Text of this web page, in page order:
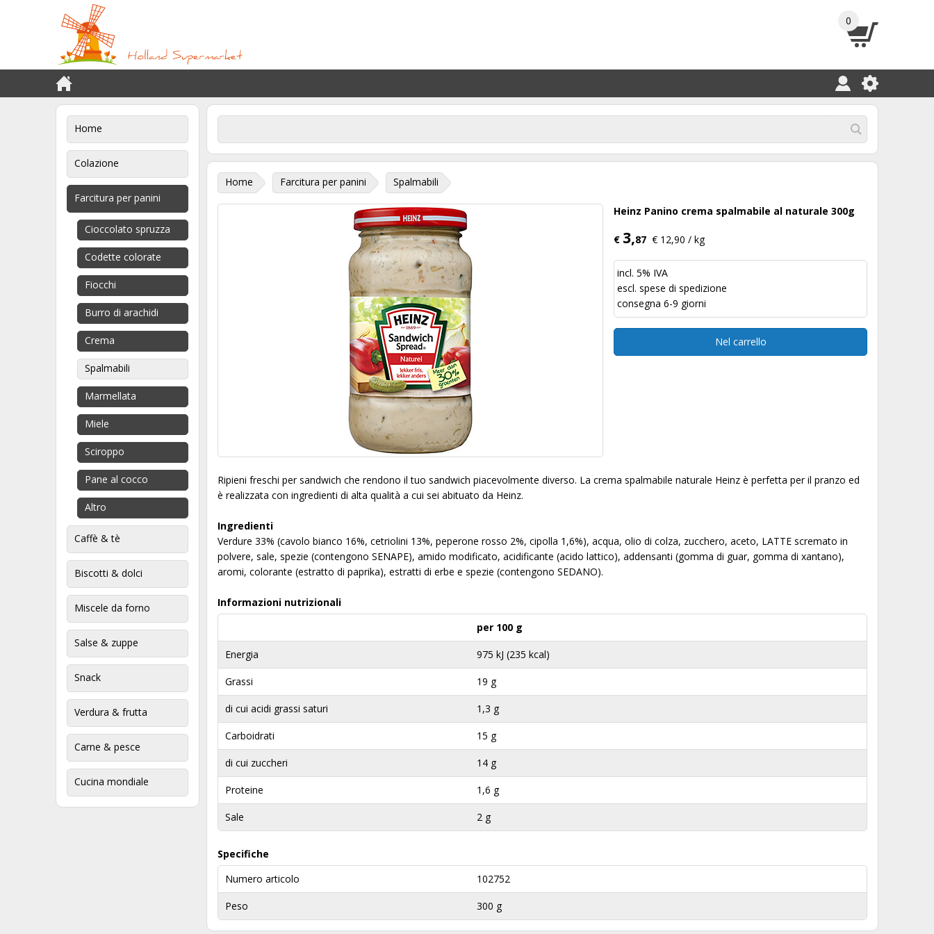
0
Home
Colazione
Farcitura per panini
Cioccolato spruzza
Codette colorate
Fiocchi
Burro di arachidi
Crema
Spalmabili
Marmellata
Miele
Sciroppo
Pane al cocco
Altro
Caffè & tè
Biscotti & dolci
Miscele da forno
Salse & zuppe
Snack
Verdura & frutta
Carne & pesce
Cucina mondiale
Home Farcitura per panini Spalmabili
Heinz Panino crema spalmabile al naturale 300g
€ 3,87 € 12,90 / kg
incl. 5% IVA
escl. spese di spedizione
consegna 6-9 giorni
Nel carrello
Ripieni freschi per sandwich che rendono il tuo sandwich piacevolmente diverso. La crema spalmabile naturale Heinz è perfetta per il pranzo ed
è realizzata con ingredienti di alta qualità a cui sei abituato da Heinz.
Ingredienti
Verdure 33% (cavolo bianco 16%, cetriolini 13%, peperone rosso 2%, cipolla 1,6%), acqua, olio di colza, zucchero, aceto, LATTE scremato in
polvere, sale, spezie (contengono SENAPE), amido modificato, acidificante (acido lattico), addensanti (gomma di guar, gomma di xantano),
aromi, colorante (estratto di paprika), estratti di erbe e spezie (contengono SEDANO).
Informazioni nutrizionali
per 100 g
Energia 975 kJ (235 kcal)
Grassi 19 g
di cui acidi grassi saturi 1,3 g
Carboidrati 15 g
di cui zuccheri 14 g
Proteine 1,6 g
Sale 2 g
Specifiche
Numero articolo
102752
Peso 300 g